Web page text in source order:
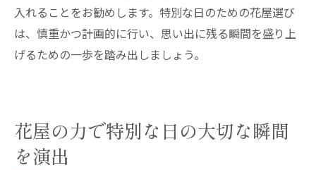
入れることをお勧めします。特別な日のための花屋選び
は、慎重かつ計画的に行い、思い出に残る瞬間を盛り上
げるための一歩を踏み出しましょう。
花屋の力で特別な日の大切な瞬間
を演出